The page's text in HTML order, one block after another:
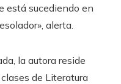
está sucediendo en
alerta.
la autora reside
de Literatura